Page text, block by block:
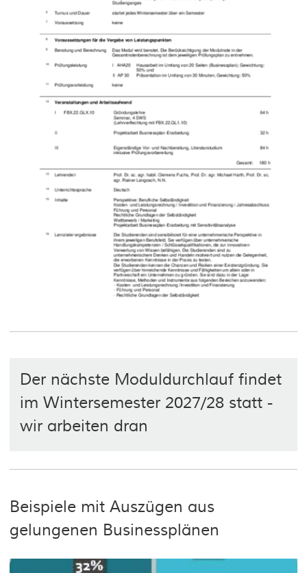
Der nächste Moduldurchlauf findet
im Wintersemester 2027/28 statt -
wir arbeiten dran
Beispiele mit Auszügen aus
gelungenen Businessplänen